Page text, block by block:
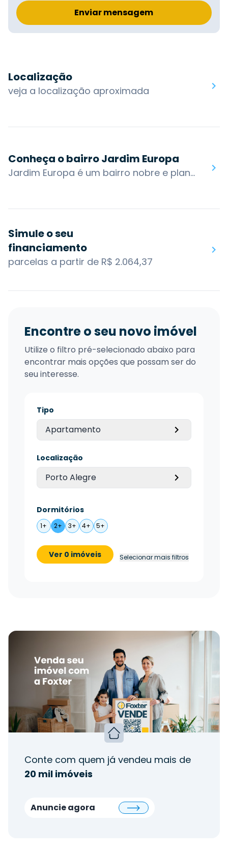
Enviar mensagem
Localização
veja a localização aproximada
Conheça o bairro Jardim Europa
Jardim Europa é um bairro nobre e planejado, localizado na zona norte de Porto Alegre. É bastante novo, foi criado oficialmente em 2016 a partir das mudanças nos arredores do Shopping Iguatemi, formado por diversas torres que contornam o Parque Germânia.O bairro é bastante comercial, contando com os shoppings Iguatemi, Bourbon Country e Viva Open Mall, que oferecem para a região uma infinidade de produtos e serviços, como conveniências, lojas dos mais diversos segmentos, excelentes cafés, restaurantes, além de cinemas, teatro e espaços para eventos.O bairro possui acesso por algumas das principais vias da cidade: Av. Túlio de Rose, R. Carlos Contursi, R. Antônio Carlos Berta, R. Thadeu Onar, R. Indiana, Av. Ferdinand Kisslinger e Av. Veríssimo de Amaral. Os bairros nos arredores são: Boa Vista, Cristo Redentor, Higienópolis, Passo da Areia, Jardim Lindóia e Jardim São Pedro.Você encontra no bairro Jardim Europa: Shopping Iguatemi, Shopping Bourbon Country, Viva Open Mall, Casa Vetro, Outback, Parque Germânia.
Simule o seu
financiamento
parcelas a partir de R$ 2.064,37
Encontre o seu novo imóvel
Utilize o filtro pré-selecionado abaixo para
encontrar mais opções que possam ser do
seu interesse.
Tipo
Apartamento
Localização
Porto Alegre
Dormitórios
1+ 2+ 3+ 4+ 5+
Ver 0 imóveis Selecionar mais filtros
Conte com quem já vendeu mais de
20 mil imóveis
Anuncie agora